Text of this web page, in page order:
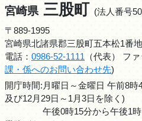
宮崎県 三股町 (法人番号
〒889-1995
宮崎県北諸県郡三股町五本松1番
電話： 0986-52-1111 （代表） フ
課・係へのお問い合わせ先)
開庁時間:月曜日～金曜日 午前8
及び12月29日～1月3日を除く)
午後0時15分から午後1